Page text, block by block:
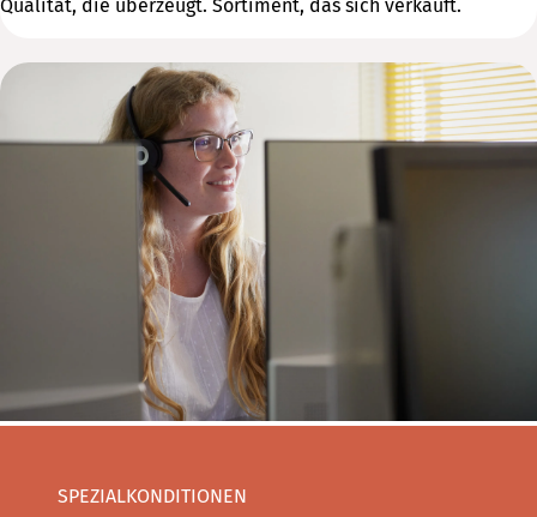
Qualität, die überzeugt. Sortiment, das sich verkauft.
SPEZIALKONDITIONEN